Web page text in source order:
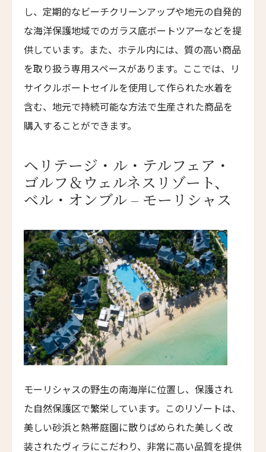
ザ・ジョージ
The George
アイヒャルト・プライベートホテル
Eichardt's Private Hotel
ベイ・オブ・メニー・コーブズ
Bay of Many Coves
ナウミ・ホテル・シンガポール
ワアレリゾート
Wa Ale Resort
アニャ・リゾート・タガイタイ
アンコール・ビレッジ・ホテル
Angkor Village Hotel
アナム・ムイネー
The Anam Mui Ne
ヴィラ・トカイ
Villa Tokay
ヴァイスロイ・バリ
Viceroy Bali
ラ・リザーブ1785
ロスト・リンデンベルグ
し、定期的なビーチクリーンアップや地元の自発的
な海洋保護地域でのガラス底ボートツアーなどを提
供しています。また、ホテル内には、質の高い商品
を取り扱う専用スペースがあります。ここでは、リ
サイクルボートセイルを使用して作られた水着を
含む、地元で持続可能な方法で生産された商品を
購入することができます。
ヘリテージ・ル・テルフェア・
ゴルフ＆ウェルネスリゾート、
ベル・オンブル – モーリシャス
モーリシャスの野生の南海岸に位置し、保護され
た自然保護区で繁栄しています。このリゾートは、
美しい砂浜と熱帯庭園に散りばめられた美しく改
装されたヴィラにこだわり、非常に高い品質を提供